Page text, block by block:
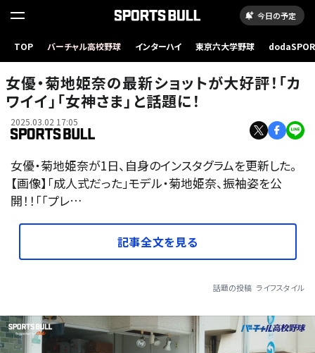
今日の予定
TOP バーチャル高校野球 インターハイ 東京六大学野球
女優・菊地姫奈の最新ショットが大好評！「カ
ワイイ」「女神さま」と話題に！
2025.03.02 17:05
女優・菊地姫奈が1日、自身のインスタグラムを更新した。
【画像】「成人式だった」モデル・菊地姫奈、振袖姿を公
開！！「｢プレ…
記事全文を見る
話題の投稿 ライフスタイル